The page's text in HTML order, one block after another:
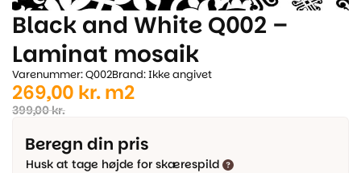
Black and White Q002 –
Laminat mosaik
Varenummer: Q002Brand: Ikke angivet
399,00kr.
Den
oprindelige
pris
var:
269,00 kr.
Den
aktuelle
pris
er:
m2
Beregn din pris
Husk at tage højde for skærespild